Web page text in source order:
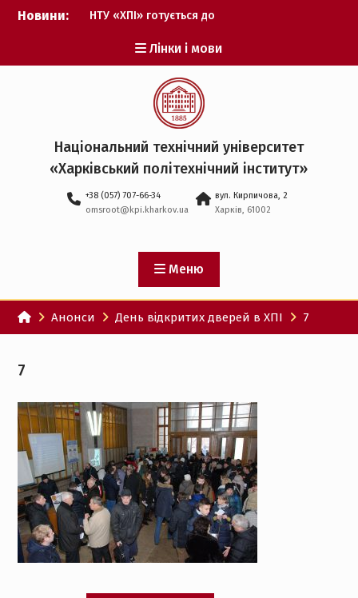
Перейти
Новини:
НТУ «ХПІ» готується до
Музичні таланти ХПІ
запрошуються на
Всеукраїнський
фестиваль «Червона
рута – 2027»
ХПІ уклав угоду про
партнерство з ДержНДІ
технологій кібербезпеки
Головнокомандувачем
Збройних Сил України
участю ХПІ обговорили
перспективи українсько-
іспанського
технологічного
партнерства
Лінки і мови
Національний технічний університет
«Харківський політехнічний iнститут»
+38 (057) 707-66-34
omsroot@kpi.kharkov.ua
вул. Кирпичова, 2
Харків, 61002
Меню
Анонси День відкритих дверей в ХПІ 7
7